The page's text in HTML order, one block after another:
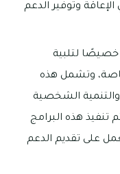
الإعاقة وتوفير الدعم
خصيصًا لتلبية
وتشمل هذه
والتنمية الشخصية
تنفيذ هذه البرامج
على تقديم الدعم